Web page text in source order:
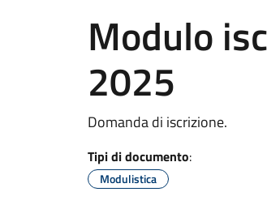
Modulo
2025
Domanda di iscrizione.
Tipi di documento:
Modulistica